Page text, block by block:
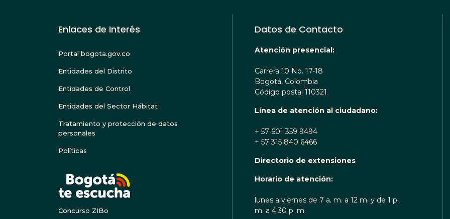
Enlaces de Interés
Portal bogota.gov.co
Entidades del Distrito
Entidades de Control
Entidades del Sector Hábitat
Tratamiento y protección de datos
personales
Políticas
Concurso ZIBo
Datos de Contacto
Atención presencial:
Carrera 10 No. 17-18
Bogotá, Colombia
Código postal 110321
Línea de atención al ciudadano:
+ 57 601 359 9494
+ 57 315 840 6466
Directorio de extensiones
Horario de atención:
lunes a viernes de 7 a. m. a 12 m. y de 1 p.
m. a 4:30 p. m.